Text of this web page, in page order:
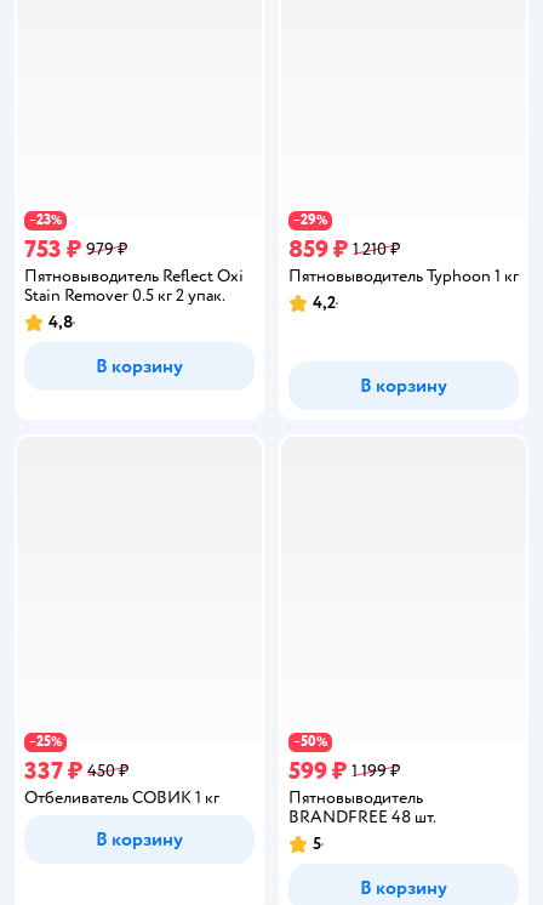
−23%
753 ₽ 979 ₽
Пятновыводитель Reflect Oxi
Stain Remover 0.5 кг 2 упак.
Рейтинг:
4,8
В корзину
−29%
859 ₽ 1 210 ₽
Пятновыводитель Typhoon 1 кг
Рейтинг:
4,2
В корзину
−25%
337 ₽ 450 ₽
Отбеливатель СОВИК 1 кг
В корзину
−50%
599 ₽ 1 199 ₽
Пятновыводитель
BRANDFREE 48 шт.
Рейтинг:
5
В корзину